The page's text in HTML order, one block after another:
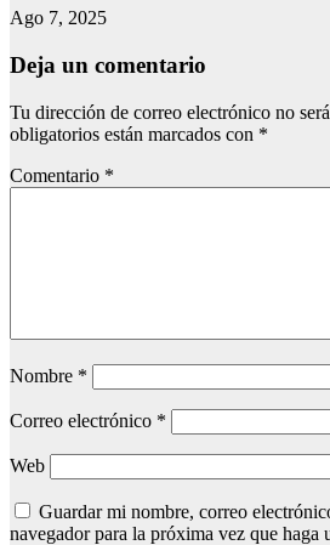
Ago 7, 2025
Deja un comentario
Tu dirección de correo electrónico no
obligatorios están marcados con *
Comentario *
Nombre *
Correo electrónico *
Web
Guardar mi nombre, correo
navegador para la próxima vez que haga